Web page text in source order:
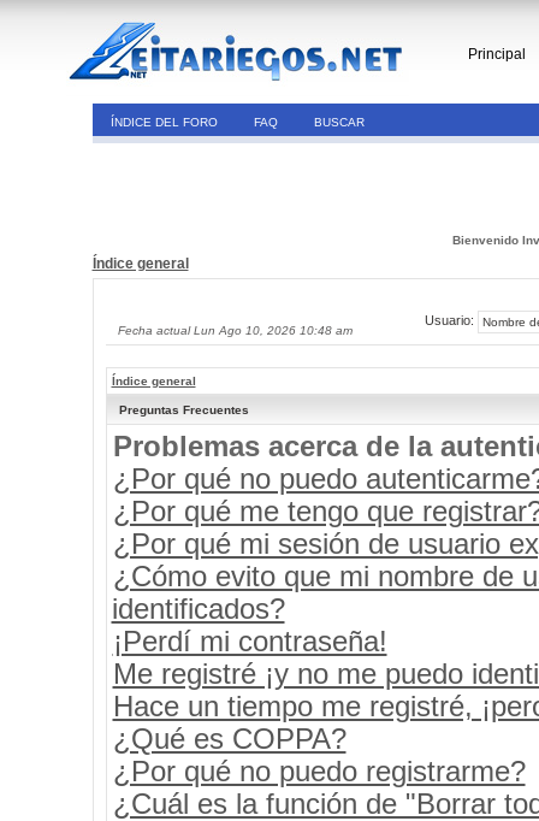
Principal
ÍNDICE DEL FORO FAQ BUSCAR
Bienvenido
Índice general
Fecha actual Lun Ago 10, 2026 10:48 am
Usuario:
Índice general
Preguntas Frecuentes
Problemas acerca de la
¿Por qué no puedo
¿Por qué me tengo que
¿Por qué mi sesión de usuario
¿Cómo evito que mi nombre de
identificados?
¡Perdí mi contraseña!
Me registré ¡y no me puedo
Hace un tiempo me registré,
¿Qué es COPPA?
¿Por qué no puedo registrarme?
¿Cuál es la función de "Borrar